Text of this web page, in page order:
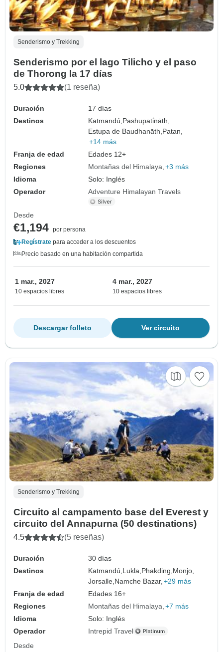
Senderismo y Trekking
Senderismo por el lago Tilicho y el paso
de Thorong la 17 días
5.0 (1 reseña)
Duración
17 días
Destinos
Katmandú, Pashupati̇̄nāth,
Estupa de Baudhanāth, Patan,
+14 más
Franja de edad
Edades 12+
Regiones
Montañas del Himalaya +3 más
Idioma
Solo: Inglés
Operador
Adventure Himalayan Travels
Desde
€1,194 por persona
Regístrate para acceder a los descuentos
Precio basado en una habitación compartida
1 mar., 2027
10 espacios libres
4 mar., 2027
10 espacios libres
Ver circuito
Descargar folleto
Senderismo y Trekking
Circuito al campamento base del Everest y
circuito del Annapurna (50 destinations)
4.5 (5 reseñas)
Duración
30 días
Destinos
Katmandú, Lukla, Phakding, Monjo,
Jorsalle, Namche Bazar, +29 más
Franja de edad
Edades 16+
Regiones
Montañas del Himalaya +7 más
Idioma
Solo: Inglés
Operador
Intrepid Travel
Desde